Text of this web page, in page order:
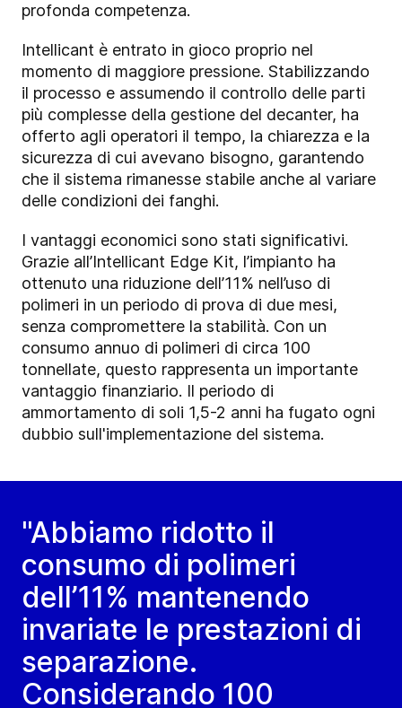
profonda competenza.
Intellicant è entrato in gioco proprio nel
momento di maggiore pressione. Stabilizzando
il processo e assumendo il controllo delle parti
più complesse della gestione del decanter, ha
offerto agli operatori il tempo, la chiarezza e la
sicurezza di cui avevano bisogno, garantendo
che il sistema rimanesse stabile anche al variare
delle condizioni dei fanghi.
I vantaggi economici sono stati significativi.
Grazie all’Intellicant Edge Kit, l’impianto ha
ottenuto una riduzione dell’11% nell’uso di
polimeri in un periodo di prova di due mesi,
senza compromettere la stabilità. Con un
consumo annuo di polimeri di circa 100
tonnellate, questo rappresenta un importante
vantaggio finanziario. Il periodo di
ammortamento di soli 1,5-2 anni ha fugato ogni
dubbio sull'implementazione del sistema.
"Abbiamo ridotto il
consumo di polimeri
dell’11% mantenendo
invariate le prestazioni di
separazione.
Considerando 100